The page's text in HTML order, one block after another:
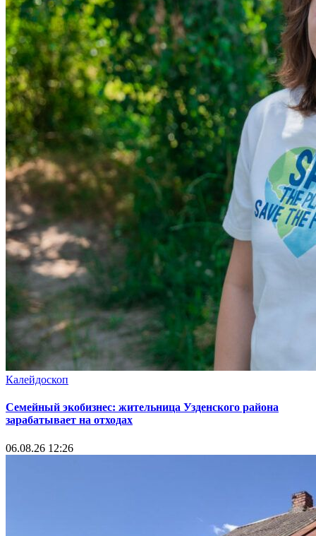
Калейдоскоп
Семейный экобизнес: жительница Узденского района
зарабатывает на отходах
06.08.26 12:26